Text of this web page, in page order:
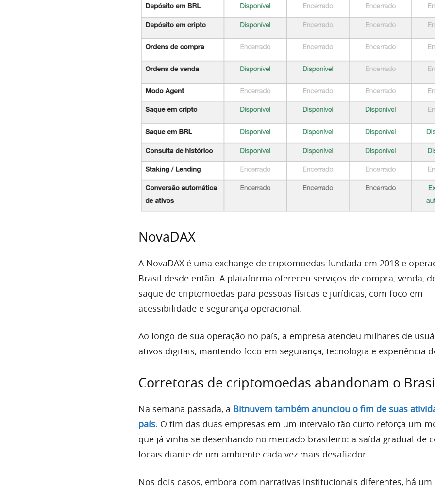
NovaDAX
A NovaDAX é uma exchange de criptomoedas fundada em 2018 e
Brasil desde então. A plataforma ofereceu serviços de compra, venda,
saque de criptomoedas para pessoas físicas e jurídicas, com foco em
acessibilidade e segurança operacional.
Ao longo de sua operação no país, a empresa atendeu milhares de
ativos digitais, mantendo foco em segurança, tecnologia e experiência
Corretoras de criptomoedas abandonam o
Na semana passada, a Bitnuvem também anunciou o fim de suas
país. O fim das duas empresas em um intervalo tão curto reforça um
que já vinha se desenhando no mercado brasileiro: a saída gradual de
locais diante de um ambiente cada vez mais desafiador.
Nos dois casos, embora com narrativas institucionais diferentes, há